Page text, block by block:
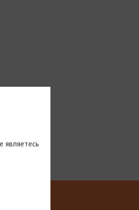
являетесь